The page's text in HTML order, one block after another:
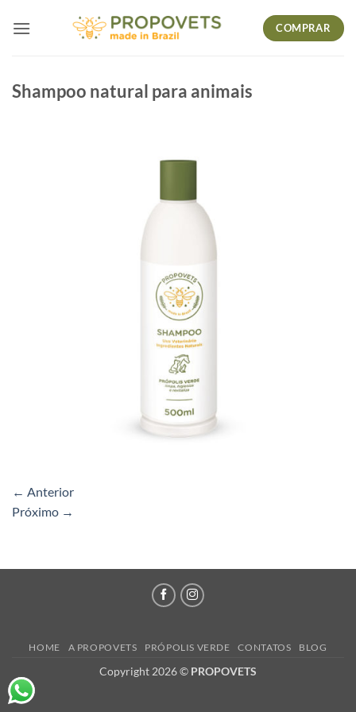
COMPRAR
Shampoo natural para animais
← Anterior
Próximo →
HOME A PROPOVETS PRÓPOLIS VERDE CONTATOS BLOG
Copyright 2026 © PROPOVETS